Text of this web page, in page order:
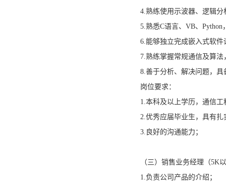
4.熟练使用示波器、逻辑
5.熟悉C语言、VB、
6.能够独立完成嵌入式软
7.熟练掌握常规通信及算法
8.善于分析、解决问题，
岗位要求：
1.本科及以上学历，通信
2.优秀应届毕业生，具有扎
3.良好的沟通能力；
（三）销售业务经理（5K
1.负责公司产品的介绍；